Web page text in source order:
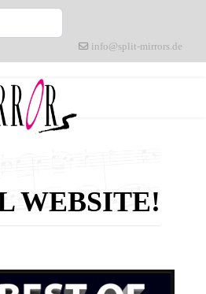
info@split-mirrors.de
WEBSITE!